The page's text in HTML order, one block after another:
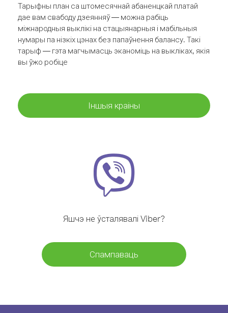
Тарыфны план са штомесячнай абаненцкай платай
дае вам свабоду дзеянняў — можна рабіць
міжнародныя выклікі на стацыянарныя і мабільныя
нумары па нізкіх цэнах без папаўнення балансу. Такі
тарыф — гэта магчымасць эканоміць на выкліках, якія
вы ўжо робіце
Іншыя краіны
Яшчэ не ўсталявалі Viber?
Спампаваць